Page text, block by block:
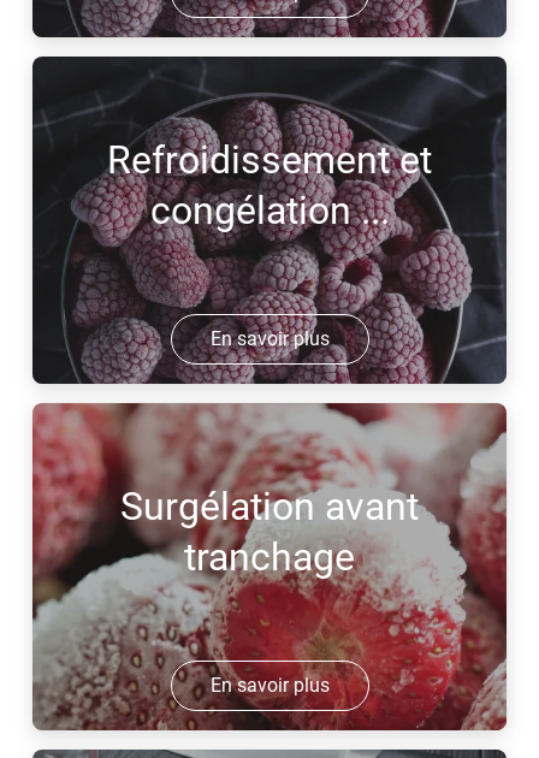
Refroidissement et
congélation ...
En savoir plus
Surgélation avant
tranchage
En savoir plus